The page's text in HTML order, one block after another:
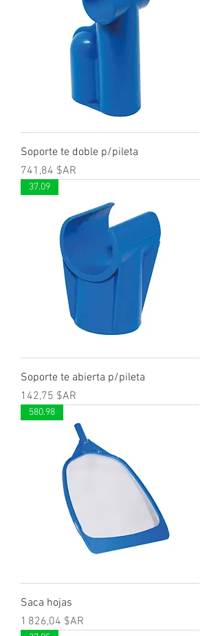
Soporte te doble p/pileta
Prix
741,84 $AR
37.09
Soporte te abierta p/pileta
Prix
142,75 $AR
580.98
Saca hojas
Prix
1 826,04 $AR